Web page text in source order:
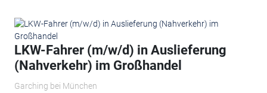
LKW-Fahrer (m/w/d) in Auslieferung
(Nahverkehr) im Großhandel
Garching bei München